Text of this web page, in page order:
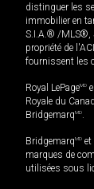
distinguer les
immobilier en
S.I.A.® /MLS®,
propriété de
fournissent les
Royal LePageMD
Royale du
BridgemarqMD
BridgemarqMD et
marques de
utilisées sous